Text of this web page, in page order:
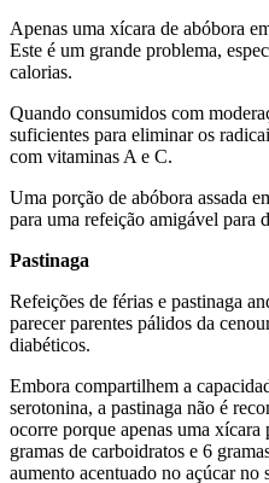
Apenas uma xícara de abóbora
Este é um grande problema,
calorias.
Quando consumidos com
suficientes para eliminar os
com vitaminas A e C.
Uma porção de abóbora assada
para uma refeição amigável para
Pastinaga
Refeições de férias e pastinaga
parecer parentes pálidos da
diabéticos.
Embora compartilhem a
serotonina, a pastinaga não é
ocorre porque apenas uma xícara
gramas de carboidratos e 6
aumento acentuado no açúcar no